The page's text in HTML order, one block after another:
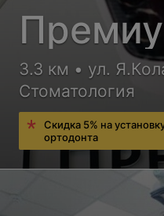
3.3 км • ул.
Стоматология
Скидка 5% на
ортодонта